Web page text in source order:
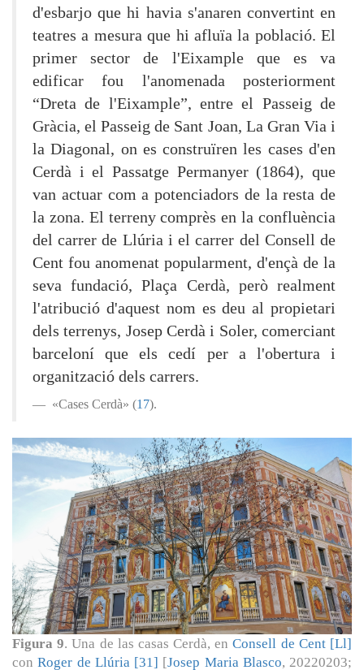
d'esbarjo que hi havia s'anaren convertint en
teatres a mesura que hi afluïa la població. El
primer sector de l'Eixample que es va
edificar fou l'anomenada posteriorment
“Dreta de l'Eixample”, entre el Passeig de
Gràcia, el Passeig de Sant Joan, La Gran Via i
la Diagonal, on es construïren les cases d'en
Cerdà i el Passatge Permanyer (1864), que
van actuar com a potenciadors de la resta de
la zona. El terreny comprès en la confluència
del carrer de Llúria i el carrer del Consell de
Cent fou anomenat popularment, d'ençà de la
seva fundació, Plaça Cerdà, però realment
l'atribució d'aquest nom es deu al propietari
dels terrenys, Josep Cerdà i Soler, comerciant
barceloní que els cedí per a l'obertura i
organització dels carrers.
«Cases Cerdà» (17).
Figura 9. Una de las casas Cerdà, enConsell de Cent [Ll]
conRoger de Llúria [31] [Josep Maria Blasco, 20220203;